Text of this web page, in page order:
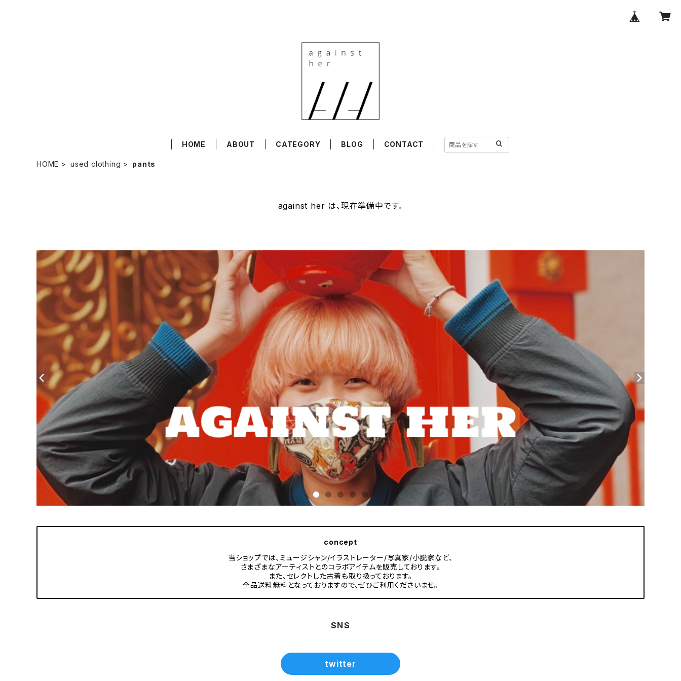
HOME ABOUT CATEGORY BLOG CONTACT
HOME used clothing pants
against her は、現在準備中です。
concept
当ショップでは、ミュージシャン/イラストレーター/写真家/小説家など、
さまざまなアーティストとのコラボアイテムを販売しております。
また、セレクトした古着も取り扱っております。
全品送料無料となっておりますので、ぜひご利用くださいませ。
SNS
twitter